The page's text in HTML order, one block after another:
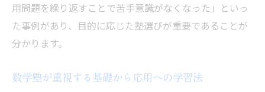
用問題を繰り返すことで苦手意識がなくなった」といっ
た事例があり、目的に応じた塾選びが重要であることが
分かります。
数学塾が重視する基礎から応用への学習法